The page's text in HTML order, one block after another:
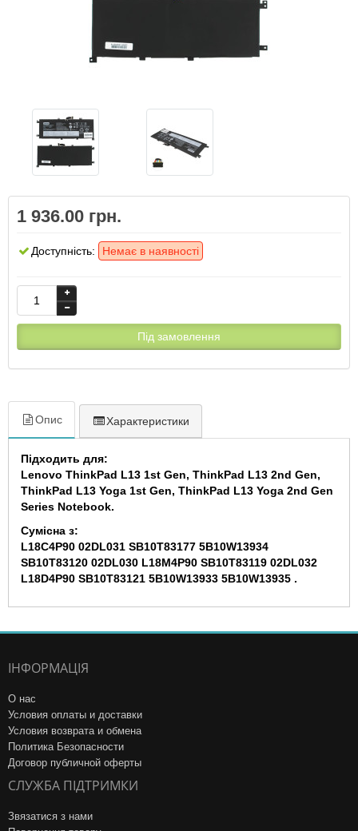
1 936.00 грн.
Доступність: Немає в наявності
Під замовлення
Опис Характеристики
Підходить для:
Lenovo ThinkPad L13 1st Gen, ThinkPad L13 2nd Gen,
ThinkPad L13 Yoga 1st Gen, ThinkPad L13 Yoga 2nd Gen
Series Notebook.
Сумісна з:
L18C4P90 02DL031 SB10T83177 5B10W13934
SB10T83120 02DL030 L18M4P90 SB10T83119 02DL032
L18D4P90 SB10T83121 5B10W13933 5B10W13935 .
ІНФОРМАЦІЯ
О нас
Условия оплаты и доставки
Условия возврата и обмена
Политика Безопасности
Договор публичной оферты
СЛУЖБА ПІДТРИМКИ
Звязатися з нами